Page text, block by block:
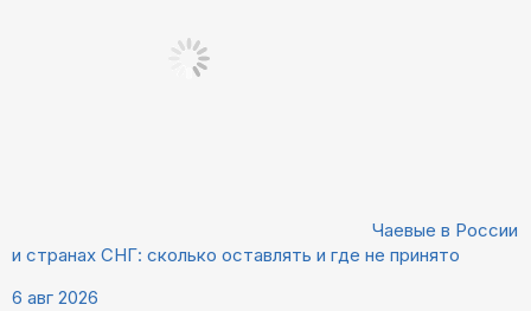
Чаевые в России
и странах СНГ: сколько оставлять и где не принято
6 авг 2026